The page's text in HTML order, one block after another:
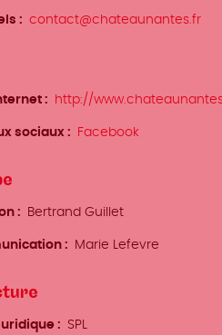
contact@chateaunantes.fr
http://
sociaux Facebook
Bertrand Guillet
Marie Lefevre
SPL